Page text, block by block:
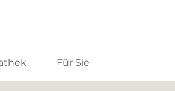
Für Sie